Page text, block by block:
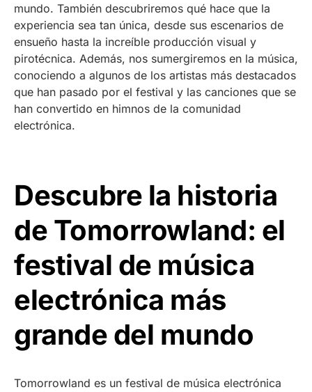
mundo. También descubriremos qué hace que la
experiencia sea tan única, desde sus escenarios de
ensueño hasta la increíble producción visual y
pirotécnica. Además, nos sumergiremos en la música,
conociendo a algunos de los artistas más destacados
que han pasado por el festival y las canciones que se
han convertido en himnos de la comunidad
electrónica.
Descubre la historia
de Tomorrowland: el
festival de música
electrónica más
grande del mundo
Tomorrowland es un festival de música electrónica